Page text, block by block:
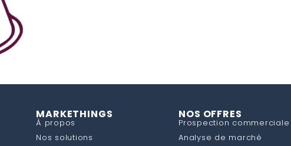
MARKETHINGS
À propos
Nos solutions
NOS OFFRES
Prospection commerciale
Analyse de marché